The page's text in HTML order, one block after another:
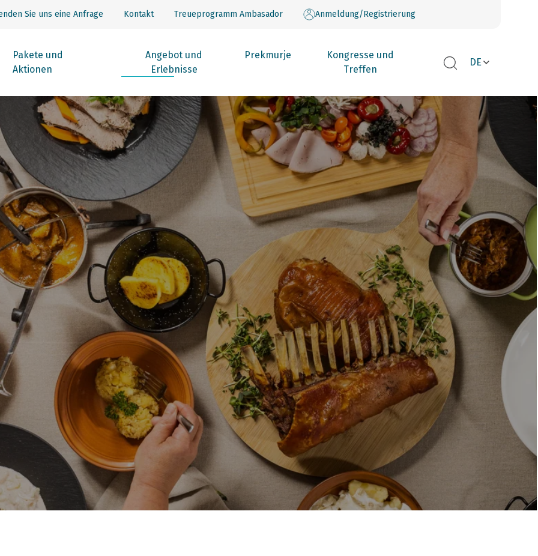
Sie uns eine Anfrage Kontakt Treueprogramm Ambasador Anmeldung/Registrierung
Pakete und
Aktionen
Angebot und
Erlebnisse
Prekmurje
Kongresse und
Treffen
DE